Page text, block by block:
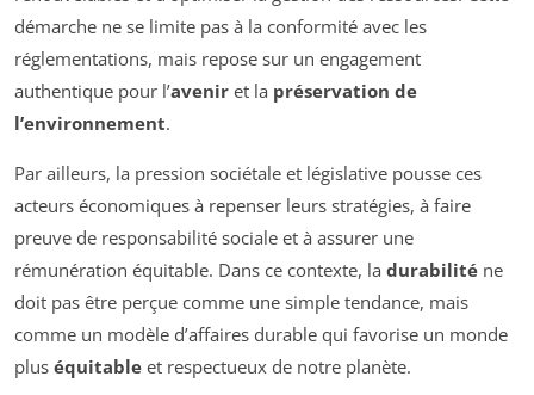
démarche ne se limite pas à la conformité avec les
réglementations, mais repose sur un engagement
authentique pour l’avenir et la préservation de
l’environnement.
Par ailleurs, la pression sociétale et législative pousse ces
acteurs économiques à repenser leurs stratégies, à faire
preuve de responsabilité sociale et à assurer une
rémunération équitable. Dans ce contexte, la durabilité ne
doit pas être perçue comme une simple tendance, mais
comme un modèle d’affaires durable qui favorise un monde
plus équitable et respectueux de notre planète.